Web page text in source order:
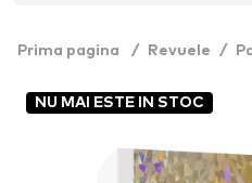
Prima pagina / Revuele /
NU MAI ESTE IN STOC